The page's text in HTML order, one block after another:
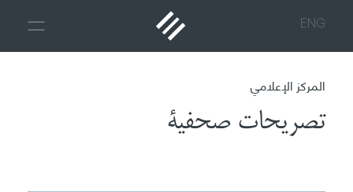
ENG
المركز الإعلامي
تصريحات صحفية